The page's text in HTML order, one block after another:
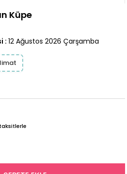
Küpe
: 12 Ağustos 2026 Çarşamba